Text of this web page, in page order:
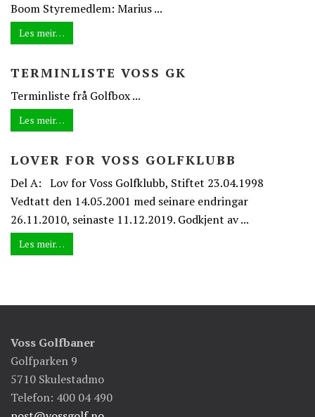
Boom Styremedlem: Marius ...
Les meir…
TERMINLISTE VOSS GK
Terminliste frå Golfbox ...
Les meir…
LOVER FOR VOSS GOLFKLUBB
Del A: Lov for Voss Golfklubb, Stiftet 23.04.1998
Vedtatt den 14.05.2001 med seinare endringar
26.11.2010, seinaste 11.12.2019. Godkjent av ...
Les meir…
Voss Golfbaner
Golfparken 9
5710 Skulestadmo
Telefon: 400 04 490